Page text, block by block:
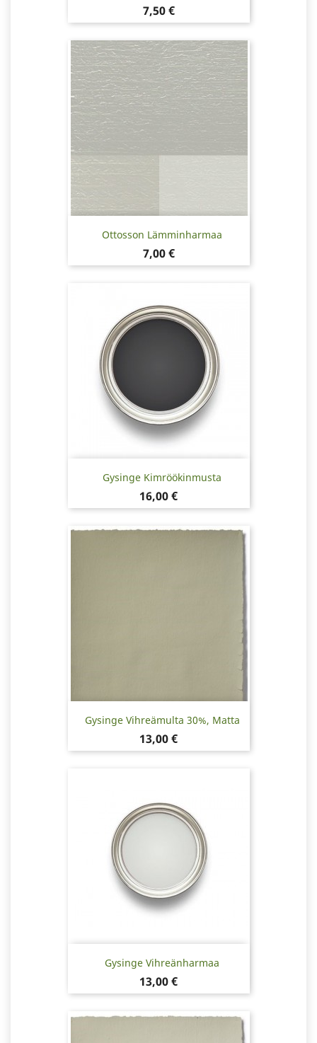
Hinta
7,50 €
Ottosson Lämminharmaa
Hinta
7,00 €
Gysinge Kimröökinmusta
Hinta
16,00 €
Gysinge Vihreämulta 30%, Matta
Hinta
13,00 €
Gysinge Vihreänharmaa
Hinta
13,00 €